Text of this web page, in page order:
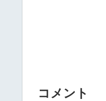
コメント